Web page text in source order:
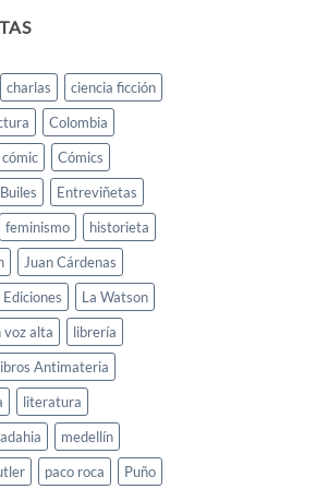
charlas
ciencia ficción
Colombia
cómic
Cómics
Entreviñetas
feminismo
historieta
Juan Cárdenas
La Watson
voz alta
librería
Antimateria
literatura
medellín
paco roca
Puño